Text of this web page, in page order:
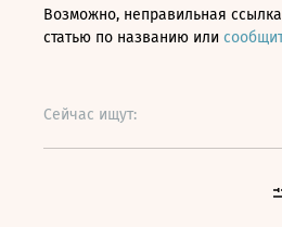
Возможно, неправильная
статью по названию или
Сейчас ищут: